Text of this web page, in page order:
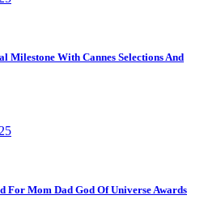
Milestone With Cannes Selections And
For Mom Dad God Of Universe Awards